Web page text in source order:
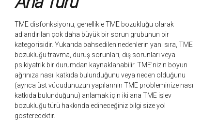
TME disfonksiyonu, genellikle TME bozukluğu olarak
adlandırılan çok daha büyük bir sorun grubunun bir
kategorisidir. Yukarıda bahsedilen nedenlerin yanı sıra, TME
bozukluğu travma, duruş sorunları, diş sorunları veya
psikiyatrik bir durumdan kaynaklanabilir. TME'nizin boyun
ağrınıza nasıl katkıda bulunduğunu veya neden olduğunu
(ayrıca üst vücudunuzun yapılarının TME probleminize nasıl
katkıda bulunduğunu) anlamak için iki ana TME işlev
bozukluğu türü hakkında edineceğiniz bilgi size yol
gösterecektir.